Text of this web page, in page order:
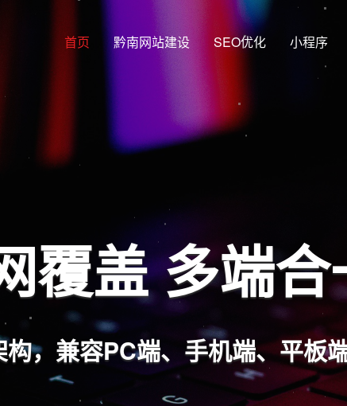
首页 黔南网站建设 SEO优化 小程序
覆盖 多端合
，兼容PC端、手机端、平板